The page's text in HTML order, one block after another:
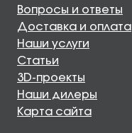
Вопросы и ответы
Доставка и оплата
Наши услуги
Статьи
3D-проекты
Наши дилеры
Карта сайта